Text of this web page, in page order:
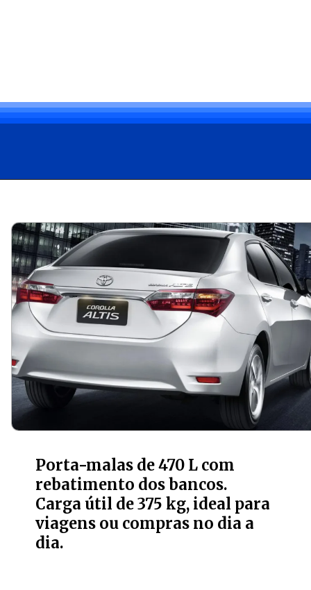
Porta-malas de 470 L com
rebatimento dos bancos.
Carga útil de 375 kg, ideal para
viagens ou compras no dia a
dia.